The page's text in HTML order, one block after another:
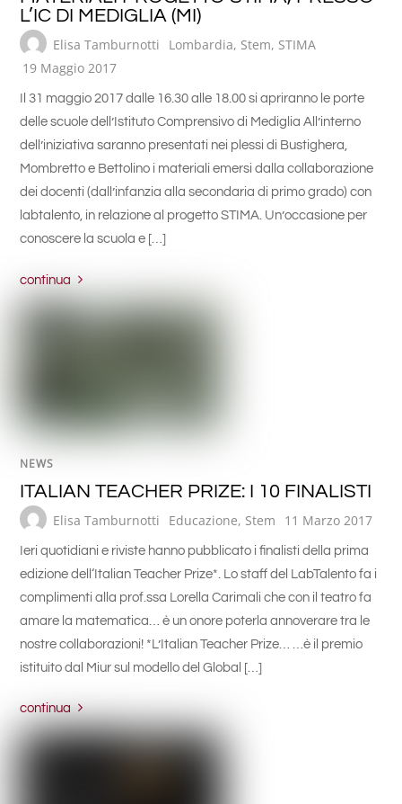
L’IC DI MEDIGLIA (MI)
Elisa Tamburnotti Lombardia, Stem, STIMA
19 Maggio 2017
Il 31 maggio 2017 dalle 16.30 alle 18.00 si apriranno le porte
delle scuole dell’Istituto Comprensivo di Mediglia All’interno
dell’iniziativa saranno presentati nei plessi di Bustighera,
Mombretto e Bettolino i materiali emersi dalla collaborazione
dei docenti (dall’infanzia alla secondaria di primo grado) con
labtalento, in relazione al progetto STIMA. Un’occasione per
conoscere la scuola e […]
continua
NEWS
ITALIAN TEACHER PRIZE: I 10 FINALISTI
Elisa Tamburnotti Educazione, Stem 11 Marzo 2017
Ieri quotidiani e riviste hanno pubblicato i finalisti della prima
edizione dell‘Italian Teacher Prize*. Lo staff del LabTalento fa i
complimenti alla prof.ssa Lorella Carimali che con il teatro fa
amare la matematica… è un onore poterla annoverare tra le
nostre collaborazioni! *L’Italian Teacher Prize… …è il premio
istituito dal Miur sul modello del Global […]
continua